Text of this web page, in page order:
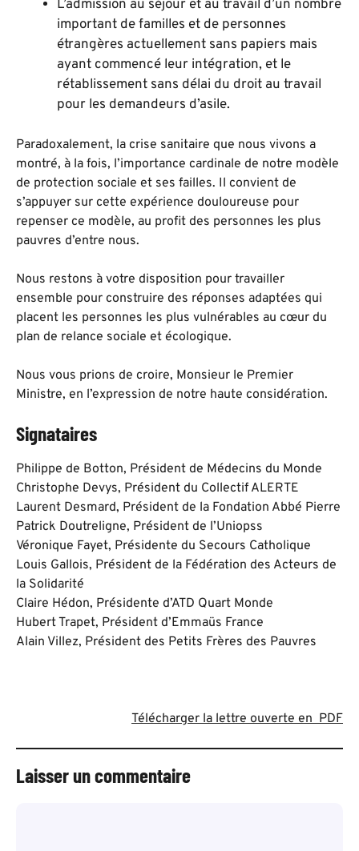
L’admission au séjour et au travail d’un nombre
important de familles et de personnes
étrangères actuellement sans papiers mais
ayant commencé leur intégration, et le
rétablissement sans délai du droit au travail
pour les demandeurs d’asile.
Paradoxalement, la crise sanitaire que nous vivons a
montré, à la fois, l’importance cardinale de notre modèle
de protection sociale et ses failles. Il convient de
s’appuyer sur cette expérience douloureuse pour
repenser ce modèle, au profit des personnes les plus
pauvres d’entre nous.
Nous restons à votre disposition pour travailler
ensemble pour construire des réponses adaptées qui
placent les personnes les plus vulnérables au cœur du
plan de relance sociale et écologique.
Nous vous prions de croire, Monsieur le Premier
Ministre, en l’expression de notre haute considération.
Signataires
Philippe de Botton, Président de Médecins du Monde
Christophe Devys, Président du Collectif ALERTE
Laurent Desmard, Président de la Fondation Abbé Pierre
Patrick Doutreligne, Président de l’Uniopss
Véronique Fayet, Présidente du Secours Catholique
Louis Gallois, Président de la Fédération des Acteurs de
la Solidarité
Claire Hédon, Présidente d’ATD Quart Monde
Hubert Trapet, Président d’Emmaüs France
Alain Villez, Président des Petits Frères des Pauvres
Télécharger la lettre ouverte en PDF
Laisser un commentaire